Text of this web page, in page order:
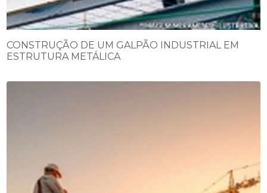
CONSTRUÇÃO DE UM GALPÃO INDUSTRIAL EM
ESTRUTURA METÁLICA